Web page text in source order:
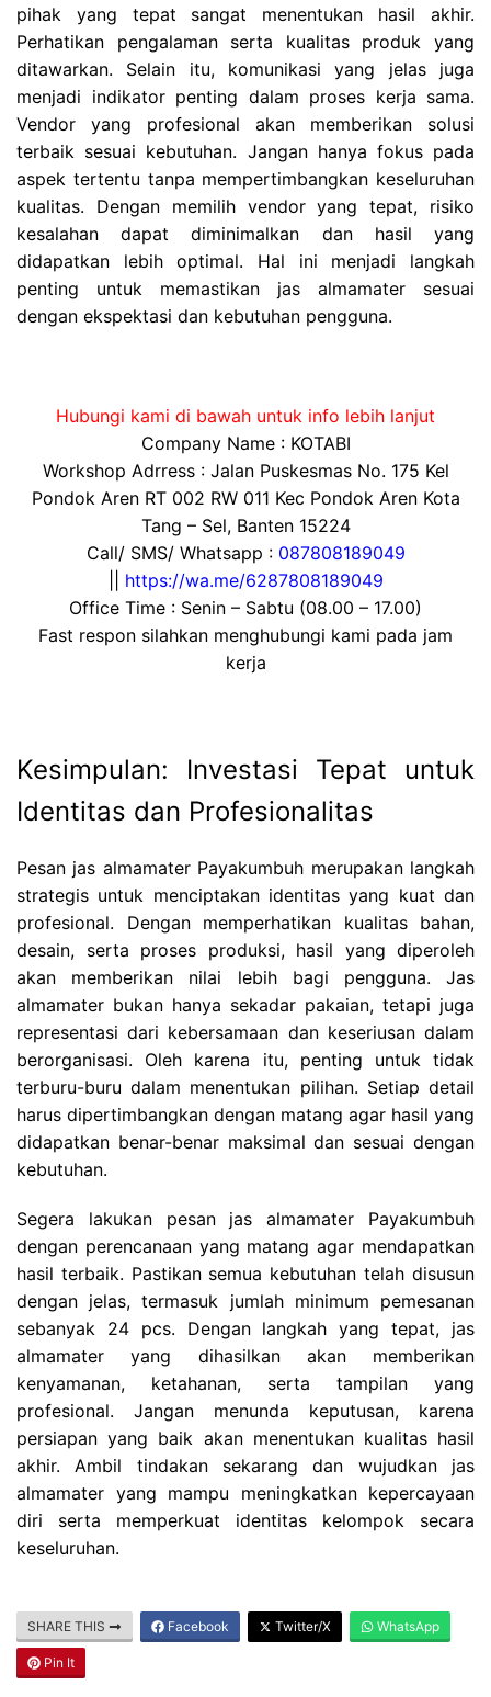
pihak yang tepat sangat menentukan hasil akhir.
Perhatikan pengalaman serta kualitas produk yang
ditawarkan. Selain itu, komunikasi yang jelas juga
menjadi indikator penting dalam proses kerja sama.
Vendor yang profesional akan memberikan solusi
terbaik sesuai kebutuhan. Jangan hanya fokus pada
aspek tertentu tanpa mempertimbangkan keseluruhan
kualitas. Dengan memilih vendor yang tepat, risiko
kesalahan dapat diminimalkan dan hasil yang
didapatkan lebih optimal. Hal ini menjadi langkah
penting untuk memastikan jas almamater sesuai
dengan ekspektasi dan kebutuhan pengguna.
Hubungi kami di bawah untuk info lebih lanjut
Company Name : KOTABI
Workshop Adrress : Jalan Puskesmas No. 175 Kel
Pondok Aren RT 002 RW 011 Kec Pondok Aren Kota
Tang – Sel, Banten 15224
Call/ SMS/ Whatsapp : 087808189049
https://wa.me/6287808189049
Office Time : Senin – Sabtu (08.00 – 17.00)
Fast respon silahkan menghubungi kami pada jam
kerja
Kesimpulan: Investasi Tepat untuk
Identitas dan Profesionalitas
Pesan jas almamater Payakumbuh merupakan langkah
strategis untuk menciptakan identitas yang kuat dan
profesional. Dengan memperhatikan kualitas bahan,
desain, serta proses produksi, hasil yang diperoleh
akan memberikan nilai lebih bagi pengguna. Jas
almamater bukan hanya sekadar pakaian, tetapi juga
representasi dari kebersamaan dan keseriusan dalam
berorganisasi. Oleh karena itu, penting untuk tidak
terburu-buru dalam menentukan pilihan. Setiap detail
harus dipertimbangkan dengan matang agar hasil yang
didapatkan benar-benar maksimal dan sesuai dengan
kebutuhan.
Segera lakukan pesan jas almamater Payakumbuh
dengan perencanaan yang matang agar mendapatkan
hasil terbaik. Pastikan semua kebutuhan telah disusun
dengan jelas, termasuk jumlah minimum pemesanan
sebanyak 24 pcs. Dengan langkah yang tepat, jas
almamater yang dihasilkan akan memberikan
kenyamanan, ketahanan, serta tampilan yang
profesional. Jangan menunda keputusan, karena
persiapan yang baik akan menentukan kualitas hasil
akhir. Ambil tindakan sekarang dan wujudkan jas
almamater yang mampu meningkatkan kepercayaan
diri serta memperkuat identitas kelompok secara
keseluruhan.
SHARE THIS Facebook Twitter/X WhatsApp
Pin It